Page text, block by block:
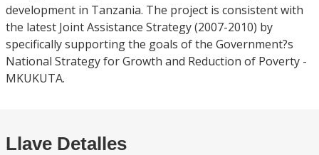
development in Tanzania. The project is consistent with
the latest Joint Assistance Strategy (2007-2010) by
specifically supporting the goals of the Government?s
National Strategy for Growth and Reduction of Poverty -
MKUKUTA.
Llave Detalles